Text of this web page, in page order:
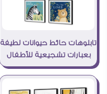
تابلوهات حائط حيوانات لطيفة
بعبارات تشجيعية للأطفال